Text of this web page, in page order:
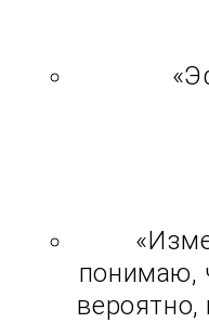
понимаю,
вероятно,